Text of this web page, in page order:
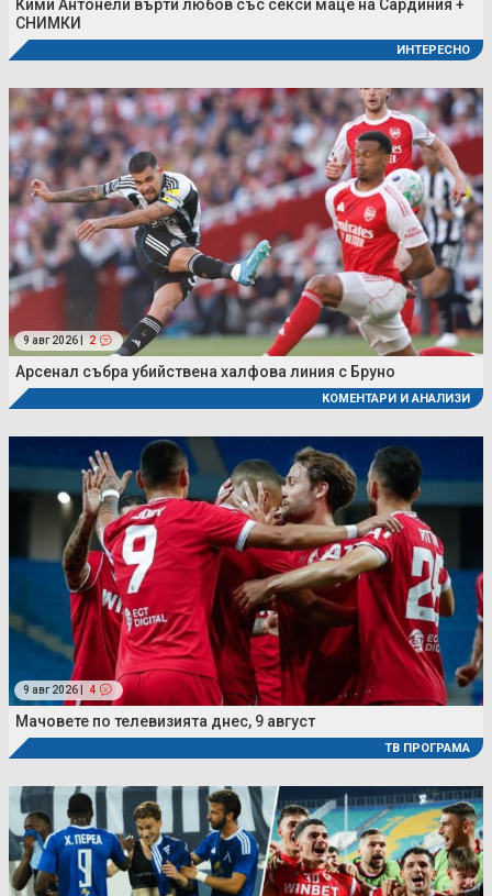
Кими Антонели върти любов със секси маце на Сардиния +
СНИМКИ
ИНТЕРЕСНО
9 авг 2026 | 2
Арсенал събра убийствена халфова линия с Бруно
КОМЕНТАРИ И АНАЛИЗИ
9 авг 2026 | 4
Мачовете по телевизията днес, 9 август
ТВ ПРОГРАМА